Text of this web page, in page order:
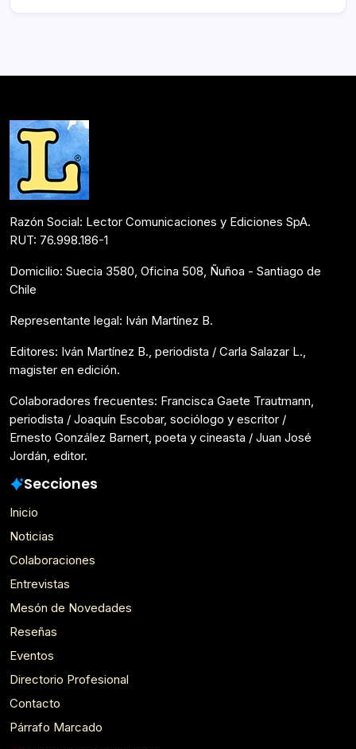
Razón Social: Lector Comunicaciones y Ediciones SpA.
RUT: 76.998.186-1
Domicilio: Suecia 3580, Oficina 508, Ñuñoa - Santiago de
Chile
Representante legal: Iván Martínez B.
Editores: Iván Martínez B., periodista / Carla Salazar L.,
magister en edición.
Colaboradores frecuentes: Francisca Gaete Trautmann,
periodista / Joaquín Escobar, sociólogo y escritor /
Ernesto González Barnert, poeta y cineasta / Juan José
Jordán, editor.
Secciones
Inicio
Noticias
Colaboraciones
Entrevistas
Mesón de Novedades
Reseñas
Eventos
Directorio Profesional
Contacto
Párrafo Marcado